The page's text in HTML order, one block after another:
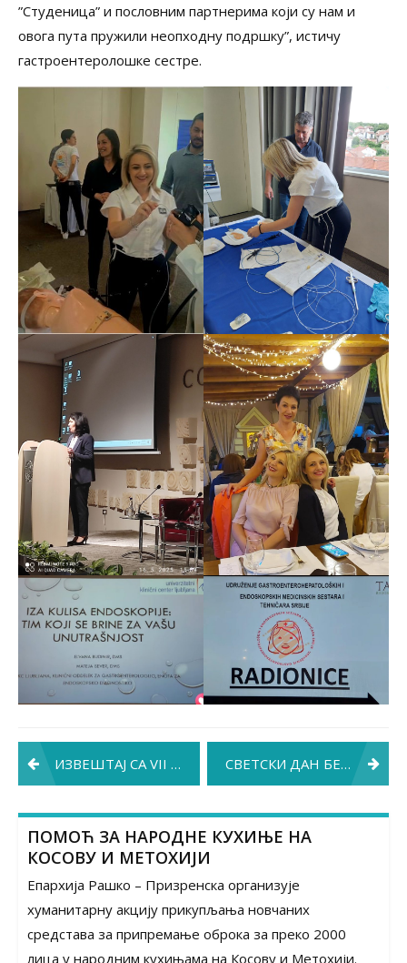
”Студеница” и пословним партнерима који су нам и
овога пута пружили неопходну подршку”, истичу
гастроентеролошке сестре.
Post
navigation
ИЗВЕШТАЈ СА VII СИМПОЗИЈУМА УУМСЗТРС СВЕТСКИ ДАН БЕЗ ДУВАНА 2025. ГОДИНЕ: ”РАЗОТКРИВАЊЕ ПРИВЛАЧНОСТИ”
ПОМОЋ ЗА НАРОДНЕ КУХИЊЕ НА
КОСОВУ И МЕТОХИЈИ
Епархија Рашко – Призренска организује
хуманитарну акцију прикупљања новчаних
средстава за припремање оброка за преко 2000
лица у народним кухињама на Косову и Метохији.